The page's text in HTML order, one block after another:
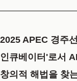
2025 APEC 경주
인큐베이터'로서
창의적 해법을 찾